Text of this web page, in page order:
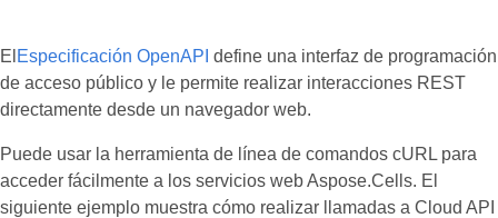
El Especificación OpenAPI define una interfaz de programación
de acceso público y le permite realizar interacciones REST
directamente desde un navegador web.
Puede usar la herramienta de línea de comandos cURL para
acceder fácilmente a los servicios web Aspose.Cells. El
siguiente ejemplo muestra cómo realizar llamadas a Cloud API